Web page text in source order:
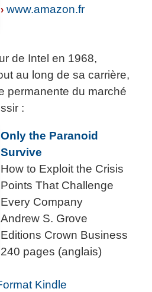
› www.amazon.fr
de Intel en 1968,
au long de sa carrière,
permanente du marché
:
Only the Paranoid
Survive
How to Exploit the Crisis
Points That Challenge
Every Company
Andrew S. Grove
Editions Crown Business
240 pages (anglais)
Kindle